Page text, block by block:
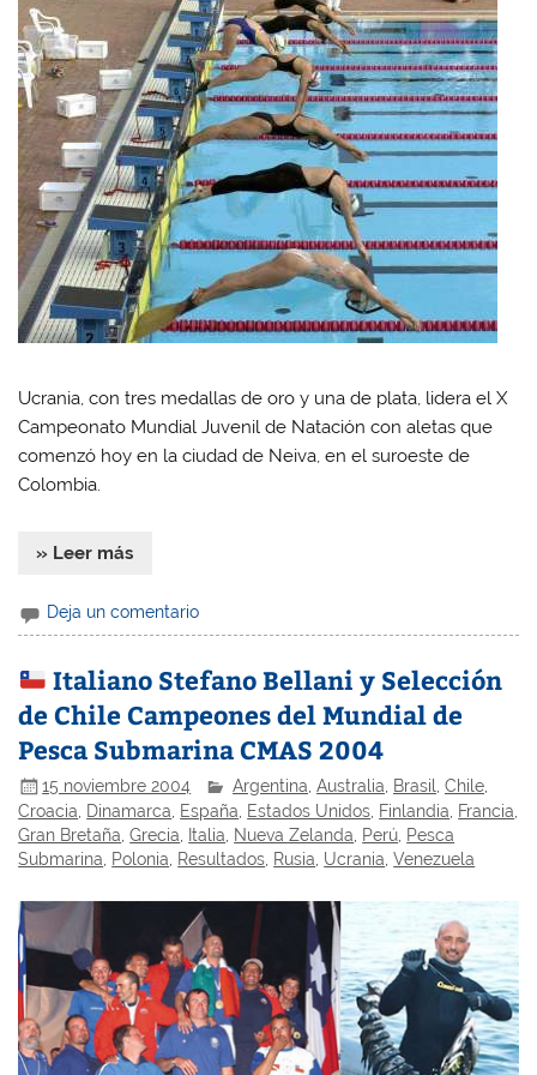
Ucrania, con tres medallas de oro y una de plata, lidera el X
Campeonato Mundial Juvenil de Natación con aletas que
comenzó hoy en la ciudad de Neiva, en el suroeste de
Colombia.
» Leer más
Deja un comentario
Italiano Stefano Bellani y Selección
de Chile Campeones del Mundial de
Pesca Submarina CMAS 2004
15 noviembre 2004 Argentina ,Australia Brasil ,Chile
Croacia, Dinamarca, España, Estados Unidos, Finlandia, Francia,
Gran Bretaña,Grecia, Italia, Nueva Zelanda, Perú, Pesca
Submarina, Polonia, Resultados, Rusia, Ucrania,Venezuela